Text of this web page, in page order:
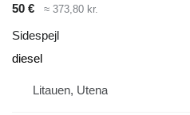
50 € ≈ 373,80 kr.
Sidespejl
diesel
Litauen, Utena